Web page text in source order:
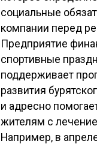
социальные
компании перед
Предприятие
спортивные
поддерживает
развития
и адресно
жителям с
Например, в